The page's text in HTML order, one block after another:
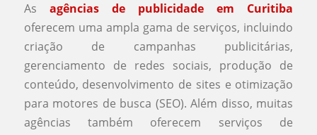
As agências de publicidade em Curitiba
oferecem uma ampla gama de serviços, incluindo
criação de campanhas publicitárias,
gerenciamento de redes sociais, produção de
conteúdo, desenvolvimento de sites e otimização
para motores de busca (SEO). Além disso, muitas
agências também oferecem serviços de